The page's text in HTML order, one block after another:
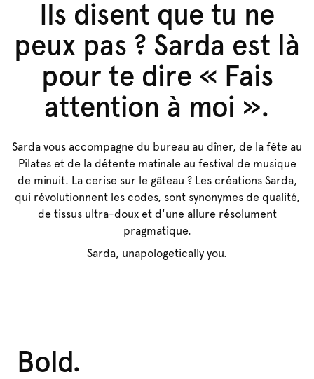
Ils disent que tu ne
peux pas ? Sarda est là
pour te dire « Fais
attention à moi ».
Sarda vous accompagne du bureau au dîner, de la fête au
Pilates et de la détente matinale au festival de musique
de minuit. La cerise sur le gâteau ? Les créations Sarda,
qui révolutionnent les codes, sont synonymes de qualité,
de tissus ultra-doux et d'une allure résolument
pragmatique.
Sarda, unapologetically you.
Bold.